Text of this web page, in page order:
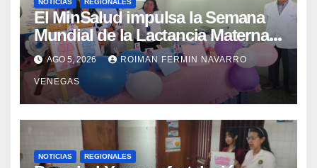
NOTICIAS REGIONALES
El MinSalud impulsa la Semana
Mundial de la Lactancia Materna
con un despliegue comunitario
en Cojedes Mérida y Yaracuy
AGO 5, 2026 ROIMAN FERMIN NAVARRO
VENEGAS
NOTICIAS REGIONALES